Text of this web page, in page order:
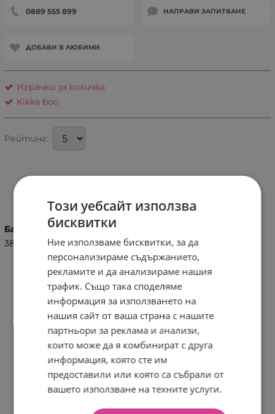
0889 555 899 НАПРАВИ ЗАПИТВАНЕ
ДОБАВИ В ЛЮБИМИ
Играчки за количка
Kikka boo
Рейтинг:
Баркод (ISBN, UPC, др.)
3801201010990
Този уебсайт използва
бисквитки
Ние използваме бисквитки, за да
персонализираме съдържанието,
рекламите и да анализираме нашия
трафик. Също така споделяме
информация за използването на
нашия сайт от ваша страна с нашите
партньори за реклама и анализи,
които може да я комбинират с друга
информация, която сте им
предоставили или която са събрали от
вашето използване на техните услуги.